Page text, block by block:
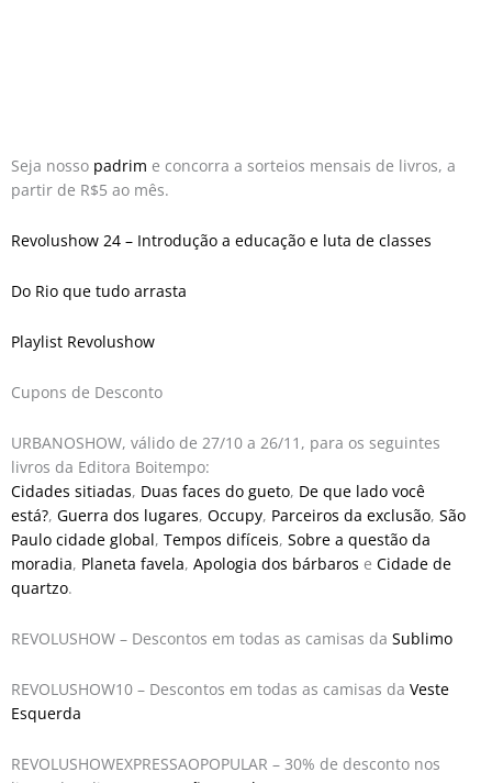
Seja nosso padrim e concorra a sorteios mensais de livros, a
partir de R$5 ao mês.
Revolushow 24 – Introdução a educação e luta de classes
Do Rio que tudo arrasta
Playlist Revolushow
Cupons de Desconto
URBANOSHOW, válido de 27/10 a 26/11, para os seguintes
livros da Editora Boitempo:
Cidades sitiadas, Duas faces do gueto, De que lado você
está?, Guerra dos lugares, Occupy, Parceiros da exclusão, São
Paulo cidade global, Tempos difíceis, Sobre a questão da
moradia, Planeta favela, Apologia dos bárbaros e Cidade de
quartzo.
REVOLUSHOW – Descontos em todas as camisas da Sublimo
REVOLUSHOW10 – Descontos em todas as camisas da Veste
Esquerda
REVOLUSHOWEXPRESSAOPOPULAR – 30% de desconto nos